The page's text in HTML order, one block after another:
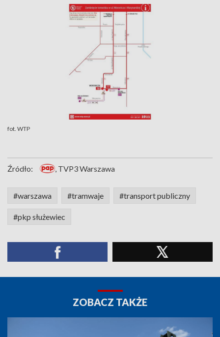
fot. WTP
Źródło: , TVP3 Warszawa
#warszawa #tramwaje #transport publiczny
#pkp służewiec
ZOBACZ TAKŻE